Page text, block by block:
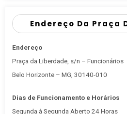
Endereço Da Praça
Endereço
Praça da Liberdade, s/n – Funcionários
Belo Horizonte – MG, 30140-010
Dias de Funcionamento e Horários
Segunda à Segunda Aberto 24 Horas